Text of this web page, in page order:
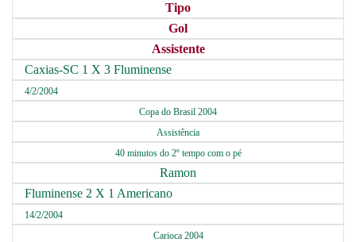
Tipo
Gol
Assistente
Caxias-SC 1 X 3 Fluminense
4/2/2004
Copa do Brasil 2004
Assistência
40 minutos do 2º tempo com o pé
Ramon
Fluminense 2 X 1 Americano
14/2/2004
Carioca 2004